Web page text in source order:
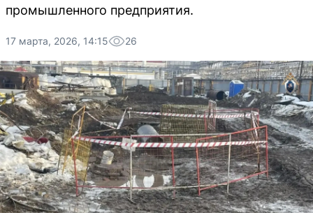
промышленного предприятия.
17 марта, 2026, 14:15 26